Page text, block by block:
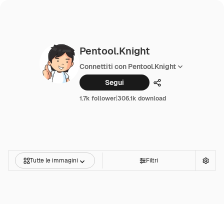
Pentool.Knight
Connettiti con Pentool.Knight
Segui
Condividi
1.7k follower|306.1k download
Tutte le immagini Filtri